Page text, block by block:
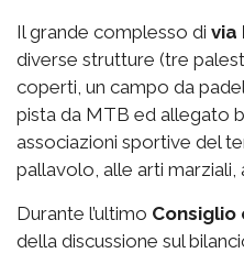
Il grande complesso di via
diverse strutture (tre
coperti, un campo da
pista da MTB ed allegato
associazioni sportive del
pallavolo, alle arti marziali,
Durante l’ultimo Consiglio
della discussione sul